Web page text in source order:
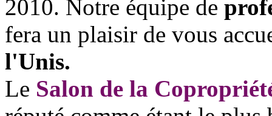
2010. Notre équipe de
fera un plaisir de vous
l'Unis.
Le Salon de la